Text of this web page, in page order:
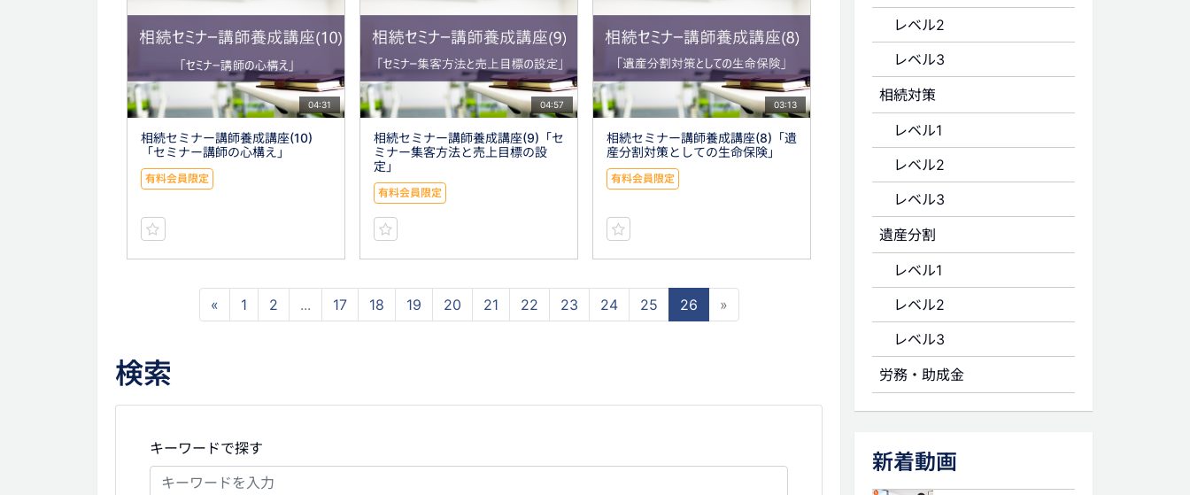
04:31
相続セミナー講師養成講座(10)
「セミナー講師の心構え」
有料会員限定
04:57
相続セミナー講師養成講座(9)「セ
ミナー集客方法と売上目標の設
定」
有料会員限定
03:13
相続セミナー講師養成講座(8)「遺
産分割対策としての生命保険」
有料会員限定
« 1 2 ... 17 18 19 20 21 22 23 24 25 26 »
検索
キーワードで探す
レベル2
レベル3
相続対策
レベル1
レベル2
レベル3
遺産分割
レベル1
レベル2
レベル3
労務・助成金
新着動画